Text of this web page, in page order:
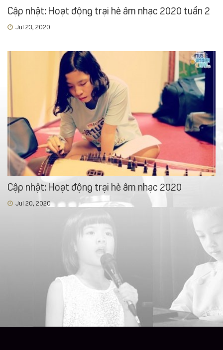
Cập nhật: Hoạt động trại hè âm nhạc 2020 tuần 2
Jul 23, 2020
Cập nhật: Hoạt động trại hè âm nhạc 2020
Jul 20, 2020